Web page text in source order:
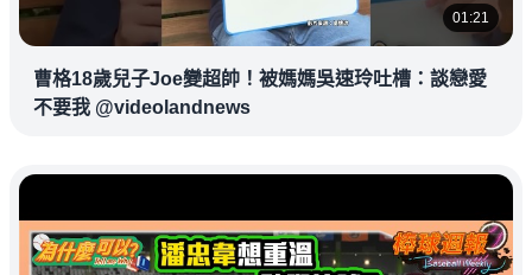
01:21
曹格18歲兒子Joe變超帥！被媽媽吳速玲吐槽：談戀愛
不要我 @videolandnews